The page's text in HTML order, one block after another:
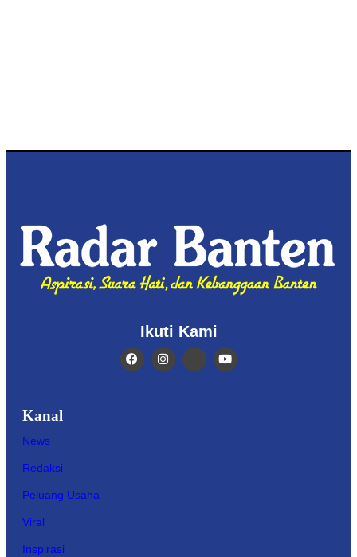
Ikuti Kami
Kanal
News
Redaksi
Peluang Usaha
Viral
Inspirasi